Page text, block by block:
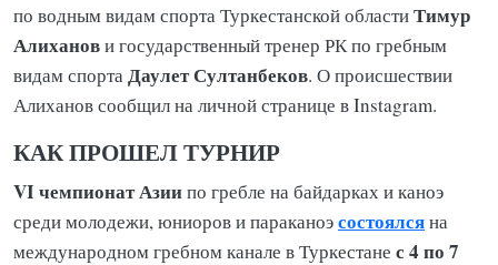
по водным видам спорта Туркестанской областиТимур
Алиханови государственный тренер РК по гребным
видам спортаДаулет Султанбеков. О происшествии
Алиханов сообщил на личной странице в Instagram.
КАК ПРОШЕЛ ТУРНИР
VI чемпионат Азиипо гребле на байдарках и каноэ
среди молодежи, юниоров и параканоэсостоялсяна
международном гребном канале в Туркестане с 4 по 7